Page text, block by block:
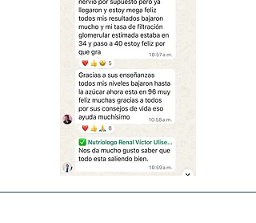
WhatsApp al número 33
2604 0922con tu
comprobante de pago
gusto te ayudaremos a
completar la entrega.
Importante:
✔ La compra del ebook es
digital y no reembolsable
✔ Asegúrate de guardar el
archivo en un dispositivo
sabor sin comprometer tu
cuidado.
Son una guía práctica para
que tengas mayor claridad en
tu día a día 🧑‍🍳✨
Sin embargo, es importante
que sepas que
no son una
dieta personalizada ni
sustituyen la valoración de